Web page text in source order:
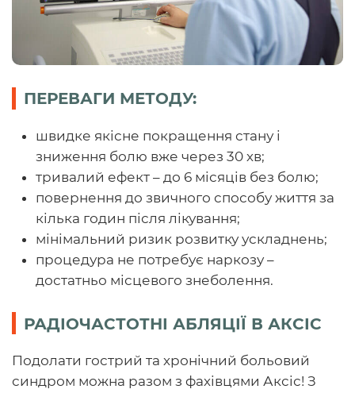
ПЕРЕВАГИ МЕТОДУ:
швидке якісне покращення стану і
зниження болю вже через 30 хв;
тривалий ефект – до 6 місяців без болю;
повернення до звичного способу життя за
кілька годин після лікування;
мінімальний ризик розвитку ускладнень;
процедура не потребує наркозу –
достатньо місцевого знеболення.
РАДІОЧАСТОТНІ АБЛЯЦІЇ В АКСІС
Подолати гострий та хронічний больовий
синдром можна разом з фахівцями Аксіс! З